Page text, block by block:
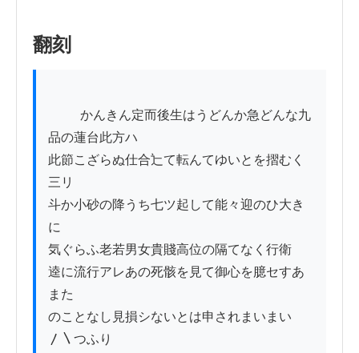
翻刻
品の蓮台此方ハ
此節こざらぬ仕合辷て転んてゆいとを摺むく
三リ
斗か小砂の降うち七ツ起して能々迎のひ大き
に
気ぐらふ老若男女貴賤高位の隔てなく行衛
逵に流行アレあの死骸を見て御心を臆セすあ
また
のことなし見損シないとは申されまいまい
〳〵つふり